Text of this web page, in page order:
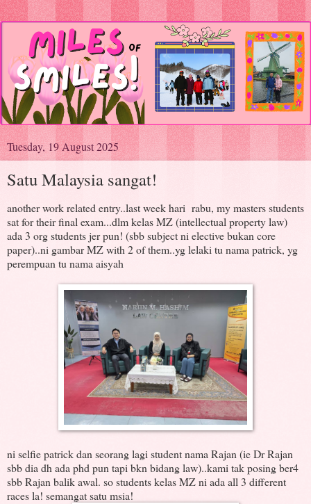
Tuesday, 19 August 2025
Satu Malaysia sangat!
another work related entry..last week hari rabu, my masters students
sat for their final exam...dlm kelas MZ (intellectual property law)
ada 3 org students jer pun! (sbb subject ni elective bukan core
paper)..ni gambar MZ with 2 of them..yg lelaki tu nama patrick, yg
perempuan tu nama aisyah
ni selfie patrick dan seorang lagi student nama Rajan (ie Dr Rajan
sbb dia dh ada phd pun tapi bkn bidang law)..kami tak posing ber4
sbb Rajan balik awal. so students kelas MZ ni ada all 3 different
races la! semangat satu msia!